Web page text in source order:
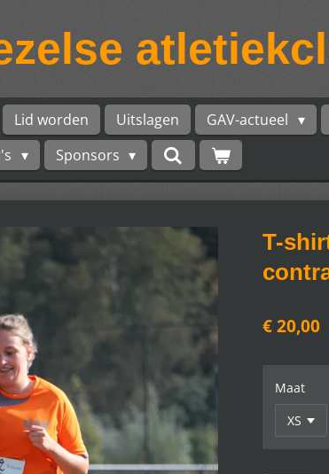
Lid worden Uitslagen GAV-actueel
Sponsors
T-
€ 20,00
Maat